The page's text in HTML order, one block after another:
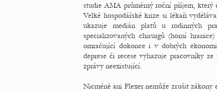
studie AMA průměrný roční příjem,
Velké hospodářské krize si lékaři
ukazuje medián platů u rodinných
specializovaných chirurgů (horní
omračující dokonce i v dobrých
deprese či recese vyhazuje pracovníky
zprávy neexistující.
Nicméně ani Flexer nemůže zrušit